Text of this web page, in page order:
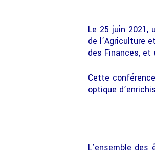
Le 25 juin 2021,
de l’Agriculture
des Finances,
Cette
optique
L’ensemble